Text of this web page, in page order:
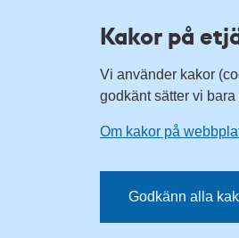
Kakor på
Vi använder kakor
godkänt sätter vi
Om kakor på
Godkänn alla